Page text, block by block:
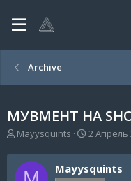
Archive
МУВМЕНТ НА
А
т
о
Mayysquints
Д
т
а
2 Апрель
Mayysquints